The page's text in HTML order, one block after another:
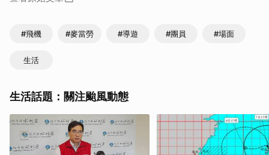
#飛機 #麥當勞 #導遊 #團員 #場面
生活
生活話題：關注颱風動態